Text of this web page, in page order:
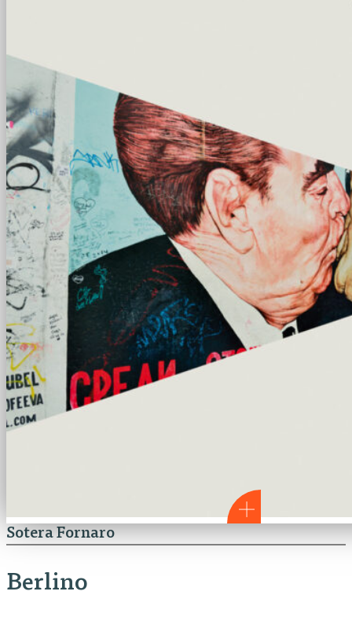
Sotera Fornaro
Berlino